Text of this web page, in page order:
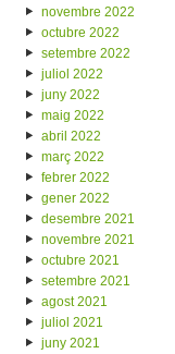
novembre 2022
octubre 2022
setembre 2022
juliol 2022
juny 2022
maig 2022
abril 2022
març 2022
febrer 2022
gener 2022
desembre 2021
novembre 2021
octubre 2021
setembre 2021
agost 2021
juliol 2021
juny 2021